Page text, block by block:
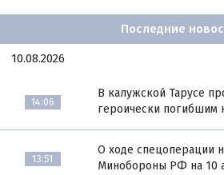
Последние
10.08.2026
14:06
В калужской Тарусе
героически погибшим
13:51
О ходе спецоперации
Минобороны РФ на 10